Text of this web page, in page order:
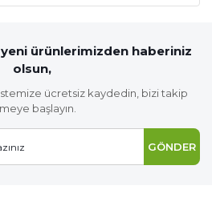
ürünlerimizden haberiniz
olsun,
ücretsiz kaydedin, bizi takip
başlayın.
GÖNDER